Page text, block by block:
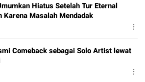
Hiatus Setelah Tur Eternal
Karena Masalah Mendadak
Comeback sebagai Solo Artist lewat